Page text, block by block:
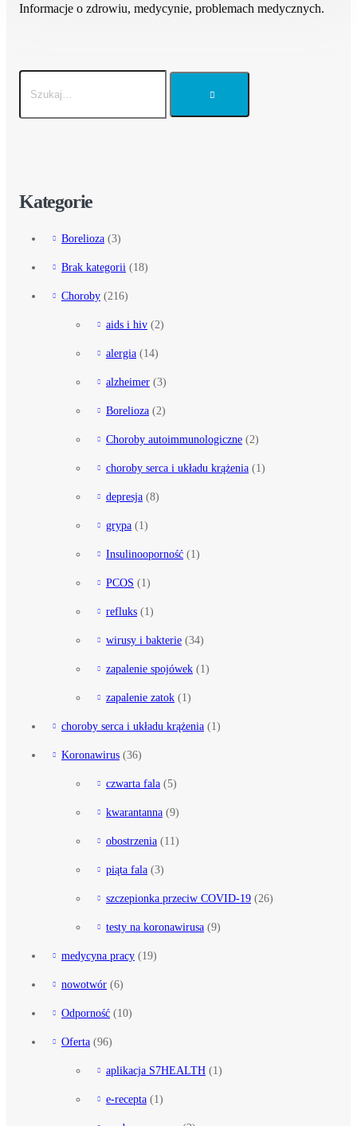
Informacje o zdrowiu, medycynie, problemach medycznych.
Kategorie
Borelioza (3)
Brak kategorii (18)
Choroby (216)
aids i hiv (2)
alergia (14)
alzheimer (3)
Borelioza (2)
Choroby autoimmunologiczne (2)
choroby serca i układu krążenia (1)
depresja (8)
grypa (1)
Insulinooporność (1)
PCOS (1)
refluks (1)
wirusy i bakterie (34)
zapalenie spojówek (1)
zapalenie zatok (1)
choroby serca i układu krążenia (1)
Koronawirus (36)
czwarta fala (5)
kwarantanna (9)
obostrzenia (11)
piąta fala (3)
szczepionka przeciw COVID-19 (26)
testy na koronawirusa (9)
medycyna pracy (19)
nowotwór (6)
Odporność (10)
Oferta (96)
aplikacja S7HEALTH (1)
e-recepta (1)